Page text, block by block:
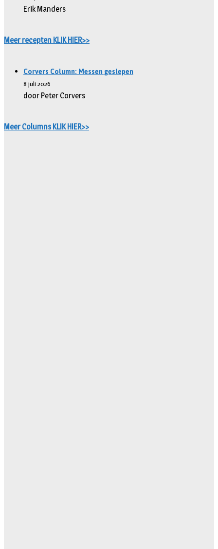
Erik Manders
Meer recepten KLIK HIER>>
Corvers Column: Messen geslepen
8 juli 2026
door Peter Corvers
Meer Columns KLIK HIER>>